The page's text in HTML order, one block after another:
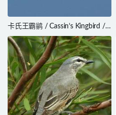
卡氏王霸鹟 / Cassin’s Kingbird /
Tyrannus vociferans